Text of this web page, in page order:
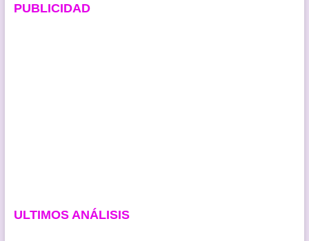
PUBLICIDAD
ULTIMOS ANÁLISIS